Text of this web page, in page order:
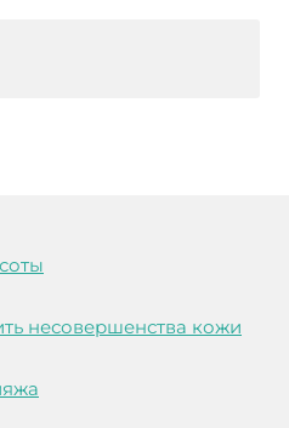
несовершенства кожи